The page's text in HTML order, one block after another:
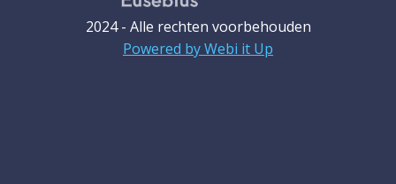
2024 - Alle rechten voorbehouden
Powered by Webi it Up